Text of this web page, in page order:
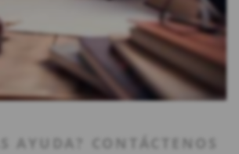
AYUDA? CONTÁCTENOS